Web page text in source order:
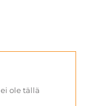
ole tällä